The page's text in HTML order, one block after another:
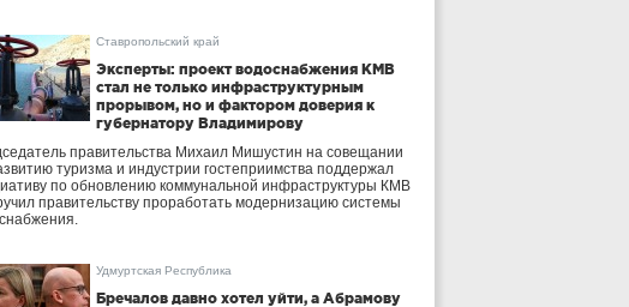
Ставропольский край
Эксперты: проект водоснабжения КМВ
стал не только инфраструктурным
прорывом, но и фактором доверия к
губернатору Владимирову
правительства Михаил Мишустин на совещании
туризма и индустрии гостеприимства поддержал
по обновлению коммунальной инфраструктуры КМВ
правительству проработать модернизацию системы
Удмуртская Республика
Бречалов давно хотел уйти, а Абрамову